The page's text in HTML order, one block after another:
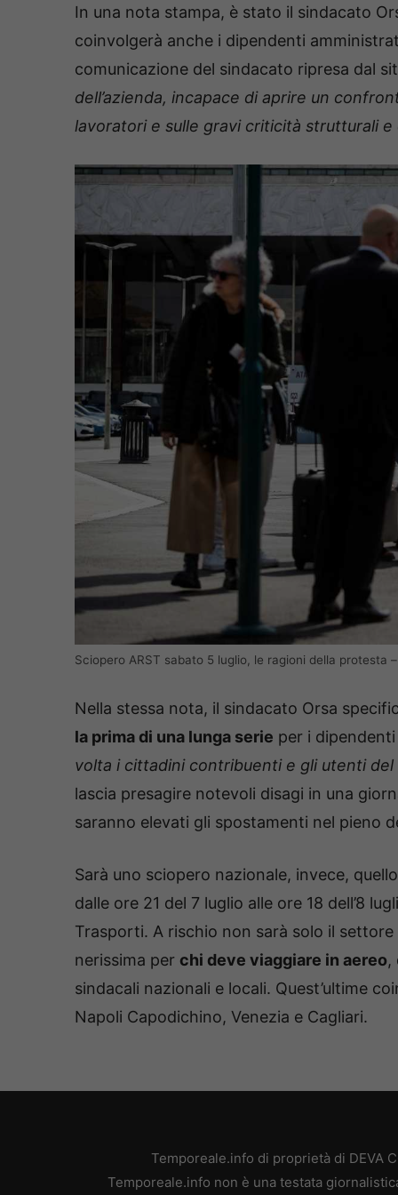
In una nota stampa, è stato il sindacato
coinvolgerà anche i dipendenti
comunicazione del sindacato ripresa dal
dell’azienda, incapace di aprire un
lavoratori e sulle gravi criticità strutturali e
Sciopero ARST sabato 5 luglio, le ragioni della protesta
Nella stessa nota, il sindacato Orsa
la prima di una lunga serie per i dipendenti
volta i cittadini contribuenti e gli utenti del
lascia presagire notevoli disagi in una
saranno elevati gli spostamenti nel pieno
Sarà uno sciopero nazionale, invece,
dalle ore 21 del 7 luglio alle ore 18 dell’8
Trasporti. A rischio non sarà solo il
nerissima per chi deve viaggiare in aereo,
sindacali nazionali e locali. Quest’ultime
Napoli Capodichino, Venezia e Cagliari.
Temporeale.info di proprietà di DEVA
Temporeale.info non è una testata